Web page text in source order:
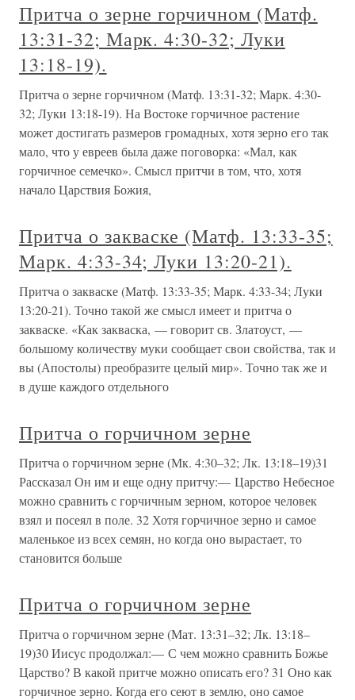
Притча о зерне горчичном (Матф.
13:31-32; Марк. 4:30-32; Луки
13:18-19).
Притча о зерне горчичном (Матф. 13:31-32; Марк. 4:30-
32; Луки 13:18-19). На Востоке горчичное растение
может достигать размеров громадных, хотя зерно его так
мало, что у евреев была даже поговорка: «Мал, как
горчичное семечко». Смысл притчи в том, что, хотя
начало Царствия Божия,
Притча о закваске (Матф. 13:33-35;
Марк. 4:33-34; Луки 13:20-21).
Притча о закваске (Матф. 13:33-35; Марк. 4:33-34; Луки
13:20-21). Точно такой же смысл имеет и притча о
закваске. «Как закваска, — говорит св. Златоуст, —
большому количеству муки сообщает свои свойства, так и
вы (Апостолы) преобразите целый мир». Точно так же и
в душе каждого отдельного
Притча о горчичном зерне
Притча о горчичном зерне (Мк. 4:30–32; Лк. 13:18–19)31
Рассказал Он им и еще одну притчу:— Царство Небесное
можно сравнить с горчичным зерном, которое человек
взял и посеял в поле. 32 Хотя горчичное зерно и самое
маленькое из всех семян, но когда оно вырастает, то
становится больше
Притча о горчичном зерне
Притча о горчичном зерне (Мат. 13:31–32; Лк. 13:18–
19)30 Иисус продолжал:— С чем можно сравнить Божье
Царство? В какой притче можно описать его? 31 Оно как
горчичное зерно. Когда его сеют в землю, оно самое